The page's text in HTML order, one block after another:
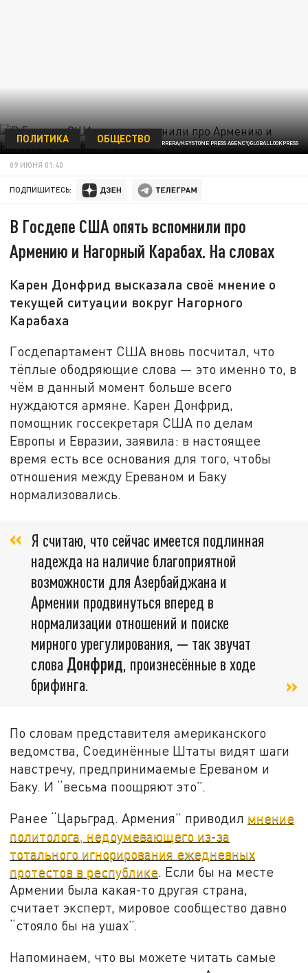
ФОТО: DIEGO HERRERA/KEYSTONE PRESS AGENCY/GLOBALLOOKPRESS
ПОЛИТИКА ОБЩЕСТВО
09 ИЮНЯ 01:40
ПОДПИШИТЕСЬ:
В Госдепе США опять вспомнили про
Армению и Нагорный Карабах. На словах
Карен Донфрид высказала своё мнение о
текущей ситуации вокруг Нагорного
Карабаха
Госдепартамент США вновь посчитал, что
тёплые ободряющие слова — это именно то, в
чём в данный момент больше всего
нуждаются армяне. Карен Донфрид,
помощник госсекретаря США по делам
Европы и Евразии, заявила: в настоящее
время есть все основания для того, чтобы
отношения между Ереваном и Баку
нормализовались.
Я считаю, что сейчас имеется подлинная
надежда на наличие благоприятной
возможности для Азербайджана и
Армении продвинуться вперед в
нормализации отношений и поиске
мирного урегулирования, — так звучат
слова Донфрид, произнесённые в ходе
брифинга.
По словам представителя американского
ведомства, Соединённые Штаты видят шаги
навстречу, предпринимаемые Ереваном и
Баку. И “весьма поощряют это”.
Ранее “Царьград. Армения” приводил мнение
политолога, недоумевающего из-за
тотального игнорирования ежедневных
протестов в республике. Если бы на месте
Армении была какая-то другая страна,
считает эксперт, мировое сообщество давно
“стояло бы на ушах”.
Напоминаем, что вы можете читать самые